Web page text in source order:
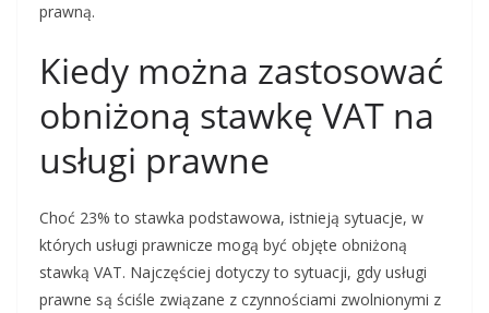
prawną.
Kiedy można zastosować
obniżoną stawkę VAT na
usługi prawne
Choć 23% to stawka podstawowa, istnieją sytuacje, w
których usługi prawnicze mogą być objęte obniżoną
stawką VAT. Najczęściej dotyczy to sytuacji, gdy usługi
prawne są ściśle związane z czynnościami zwolnionymi z